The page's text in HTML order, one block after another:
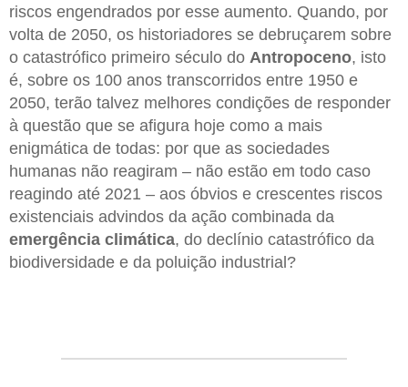
riscos engendrados por esse aumento. Quando, por
volta de 2050, os historiadores se debruçarem sobre
o catastrófico primeiro século do Antropoceno, isto
é, sobre os 100 anos transcorridos entre 1950 e
2050, terão talvez melhores condições de responder
à questão que se afigura hoje como a mais
enigmática de todas: por que as sociedades
humanas não reagiram – não estão em todo caso
reagindo até 2021 – aos óbvios e crescentes riscos
existenciais advindos da ação combinada da
emergência climática, do declínio catastrófico da
biodiversidade e da poluição industrial?